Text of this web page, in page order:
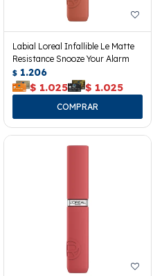
Labial Loreal Infallible Le Matte
Resistance Snooze Your Alarm
$ 1.206
$ 1.025 $ 1.025